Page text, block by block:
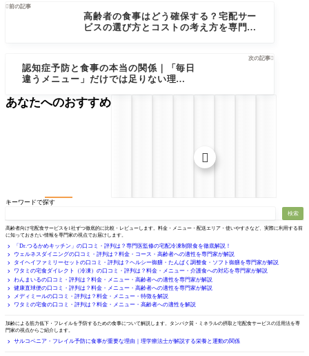
 前の記事
高齢者の食事はどう確保する？宅配サー
ビスの選び方とコストの考え方を専門家
次の記事
認知症予防と食事の本当の関係｜「毎日
違うメニュー」だけでは足りない理由を
キーワードで探す
検索
サービス徹底比較
高齢者向け宅配食サービスを1社ずつ徹底的に比較・レビューします。料金・メニュー・配送エリア・使いやすさなど、実際に利用する前
に知っておきたい情報を専門家の視点でお届けします。
「Dr.つるかめキッチン」の口コミ・評判は？専門医監修の宅配冷凍制限食を徹底解説！
ウェルネスダイニングの口コミ・評判は？料金・コース・高齢者への適性を専門家が解説
タイヘイファミリーセットの口コミ・評判は？ヘルシー御膳・たんぱく調整食・ソフト御膳を専門家が解説
ワタミの宅食ダイレクト（冷凍）の口コミ・評判は？料金・メニュー・介護食への対応を専門家が解説
わんまいるの口コミ・評判は？料金・メニュー・高齢者への適性を専門家が解説
健康直球便の口コミ・評判は？料金・メニュー・高齢者への適性を専門家が解説
メディミールの口コミ・評判は？料金・メニュー・特徴を解説
ワタミの宅食の口コミ・評判は？料金・メニュー・高齢者への適性を解説
加齢による筋力低下・フレイルを予防するための食事について解説します。タンパク質・ミネラルの摂取と宅配食サービスの活用法を専
門家の視点からご紹介します。
サルコペニア・フレイル予防に食事が重要な理由｜理学療法士が解説する栄養と運動の関係
あなたへのおすすめ
